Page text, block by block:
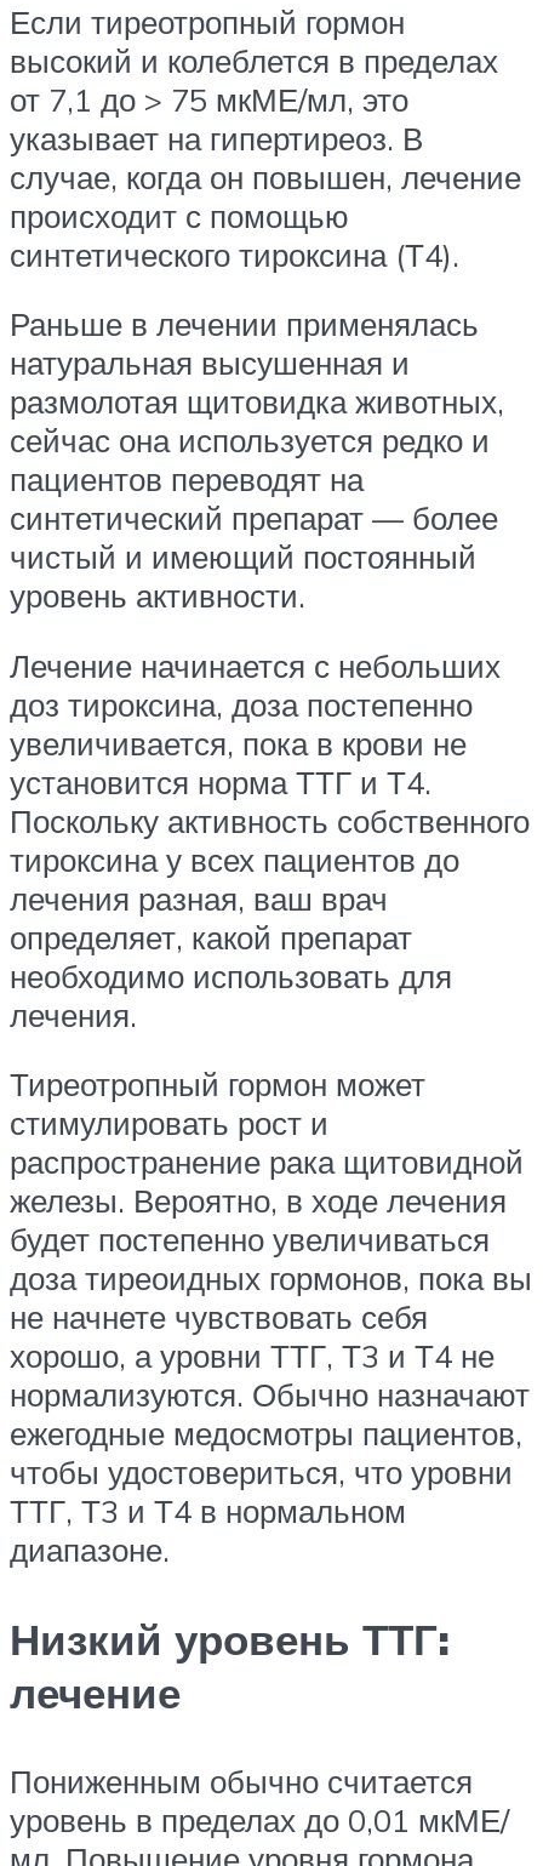
Если тиреотропный гормон
высокий и колеблется в пределах
от 7,1 до > 75 мкМЕ/мл, это
указывает на гипертиреоз. В
случае, когда он повышен, лечение
происходит с помощью
синтетического тироксина (Т4).
Раньше в лечении применялась
натуральная высушенная и
размолотая щитовидка животных,
сейчас она используется редко и
пациентов переводят на
синтетический препарат — более
чистый и имеющий постоянный
уровень активности.
Лечение начинается с небольших
доз тироксина, доза постепенно
увеличивается, пока в крови не
установится норма ТТГ и Т4.
Поскольку активность собственного
тироксина у всех пациентов до
лечения разная, ваш врач
определяет, какой препарат
необходимо использовать для
лечения.
Тиреотропный гормон может
стимулировать рост и
распространение рака щитовидной
железы. Вероятно, в ходе лечения
будет постепенно увеличиваться
доза тиреоидных гормонов, пока вы
не начнете чувствовать себя
хорошо, а уровни ТТГ, Т3 и Т4 не
нормализуются. Обычно назначают
ежегодные медосмотры пациентов,
чтобы удостовериться, что уровни
ТТГ, Т3 и Т4 в нормальном
диапазоне.
Низкий уровень ТТГ:
лечение
Пониженным обычно считается
уровень в пределах до 0,01 мкМЕ/